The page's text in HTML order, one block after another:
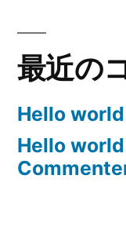
最近の
Hello
Hello